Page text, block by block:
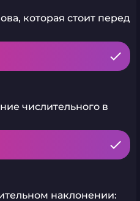
которая стоит перед
числительного в
наклонении: